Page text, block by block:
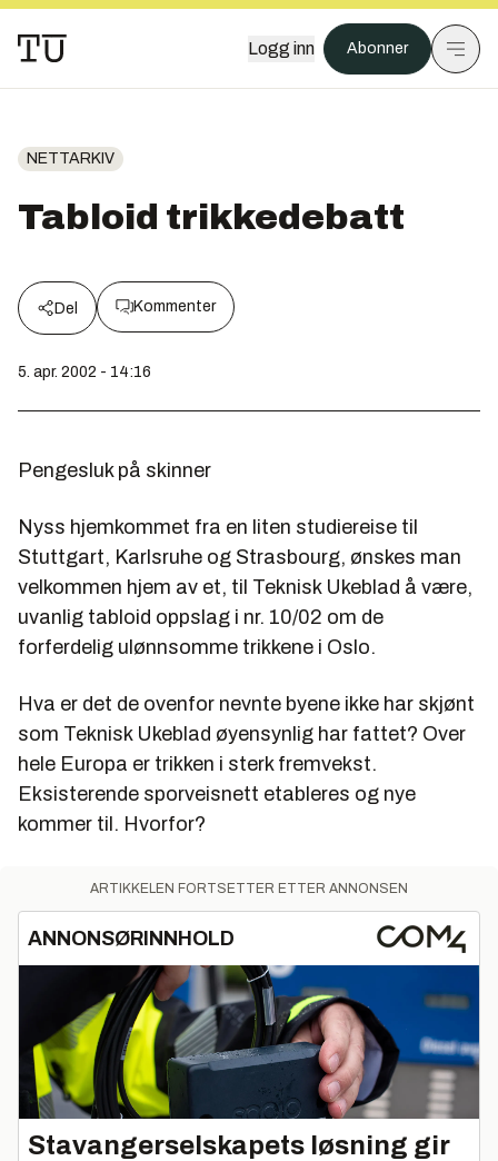
Logg inn Abonner
NETTARKIV
Tabloid trikkedebatt
Del Kommenter
5. apr. 2002 - 14:16
Pengesluk på skinner
Nyss hjemkommet fra en liten studiereise til
Stuttgart, Karlsruhe og Strasbourg, ønskes man
velkommen hjem av et, til Teknisk Ukeblad å være,
uvanlig tabloid oppslag i nr. 10/02 om de
forferdelig ulønnsomme trikkene i Oslo.
Hva er det de ovenfor nevnte byene ikke har skjønt
som Teknisk Ukeblad øyensynlig har fattet? Over
hele Europa er trikken i sterk fremvekst.
Eksisterende sporveisnett etableres og nye
kommer til. Hvorfor?
ARTIKKELEN FORTSETTER ETTER ANNONSEN
ANNONSØRINNHOLD
Stavangerselskapets løsning gir